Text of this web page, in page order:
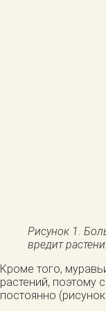
Рисунок 1.
вредит
Кроме того,
растений, поэтому
постоянно (рисунок